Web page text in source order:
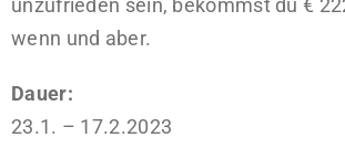
unzufrieden sein, bekommst du €
wenn und aber.
Dauer:
23.1. – 17.2.2023